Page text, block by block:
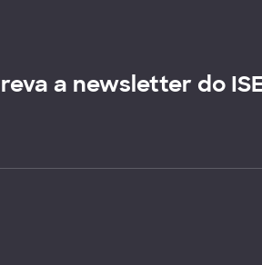
a newsletter do